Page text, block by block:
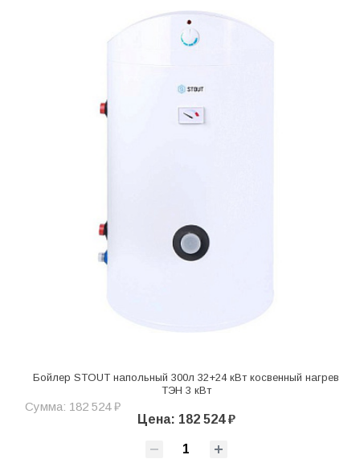
Бойлер STOUT напольный 300л 32+24 кВт косвенный нагрев
ТЭН 3 кВт
Сумма: 182 524 ₽
Цена: 182 524 ₽